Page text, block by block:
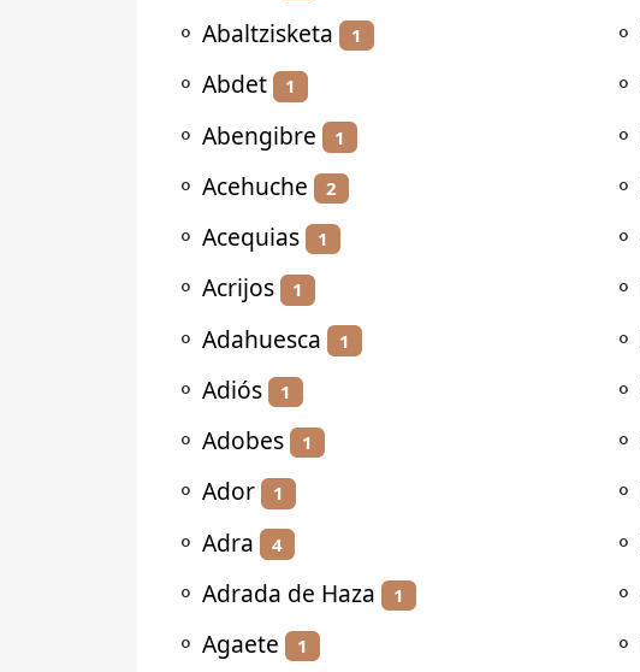
⚬ Abaltzisketa 1
⚬ Abdet 1
⚬ Abengibre 1
⚬ Acehuche 2
⚬ Acequias 1
⚬ Acrijos 1
⚬ Adahuesca 1
⚬ Adiós 1
⚬ Adobes 1
⚬ Ador 1
⚬ Adra 4
⚬ Adrada de Haza 1
⚬ Agaete 1
⚬
⚬
⚬
⚬
⚬
⚬
⚬
⚬
⚬
⚬
⚬
⚬
⚬